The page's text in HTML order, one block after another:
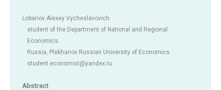
Lobanov Alexey Vycheslavovich
student of the Department of National and Regional
Economics
Russia, Plekhanov Russian University of Economics
student.economist@yandex.ru
Abstract